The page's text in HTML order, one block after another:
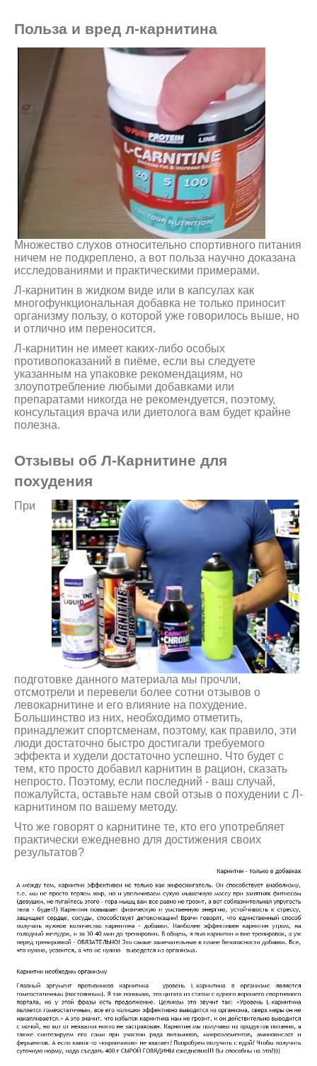
Польза и вред л-карнитина
Множество слухов относительно спортивного питания
ничем не подкреплено, а вот польза научно доказана
исследованиями и практическими примерами.
Л-карнитин в жидком виде или в капсулах как
многофункциональная добавка не только приносит
организму пользу, о которой уже говорилось выше, но
и отлично им переносится.
Л-карнитин не имеет каких-либо особых
противопоказаний в пиёме, если вы следуете
указанным на упаковке рекомендациям, но
злоупотребление любыми добавками или
препаратами никогда не рекомендуется, поэтому,
консультация врача или диетолога вам будет крайне
полезна.
Отзывы об Л-Карнитине для
похудения
При
подготовке данного материала мы прочли,
отсмотрели и перевели более сотни отзывов о
левокарнитине и его влияние на похудение.
Большинство из них, необходимо отметить,
принадлежит спортсменам, поэтому, как правило, эти
люди достаточно быстро достигали требуемого
эффекта и худели достаточно успешно. Что будет с
тем, кто просто добавил карнитин в рацион, сказать
непросто. Поэтому, если последний - ваш случай,
пожалуйста, оставьте нам свой отзыв о похудении с Л-
карнитином по вашему методу.
Что же говорят о карнитине те, кто его употребляет
практически ежедневно для достижения своих
результатов?